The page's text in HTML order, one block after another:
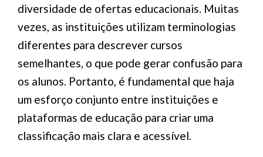
diversidade de ofertas educacionais. Muitas
vezes, as instituições utilizam terminologias
diferentes para descrever cursos
semelhantes, o que pode gerar confusão para
os alunos. Portanto, é fundamental que haja
um esforço conjunto entre instituições e
plataformas de educação para criar uma
classificação mais clara e acessível.